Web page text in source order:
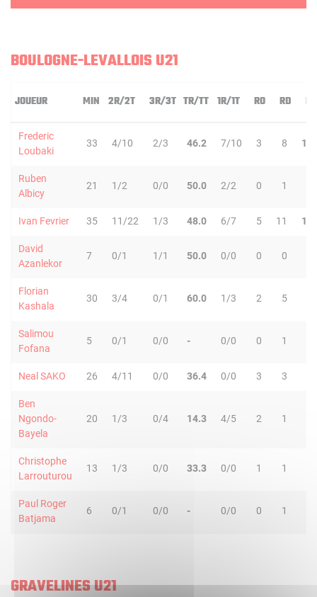
BOULOGNE-LEVALLOIS U21
JOUEUR MIN 2R/2T 3R/3T TR/TT 1R/1T RO RD RT
Frederic
Loubaki
33 4/10 2/3 46.2 7/10 3 8 11
Ruben
Albicy
21 1/2 0/0 50.0 2/2 0 1
Ivan Fevrier 35 11/22 1/3 48.0 6/7 5 11 16
David
Azanlekor
7 0/1 1/1 50.0 0/0 0 0
Florian
Kashala
30 3/4 0/1 60.0 1/3 2 5
Salimou
Fofana
5 0/1 0/0 - 0/0 0 1
Neal SAKO 26 4/11 0/0 36.4 0/0 3 3
Ben
Ngondo-
Bayela
20 1/3 0/4 14.3 4/5 2 1
Christophe
Larrouturou
13 1/3 0/0 33.3 0/0 1 1
Paul Roger
Batjama
6 0/1 0/0 - 0/0 0 1
GRAVELINES U21